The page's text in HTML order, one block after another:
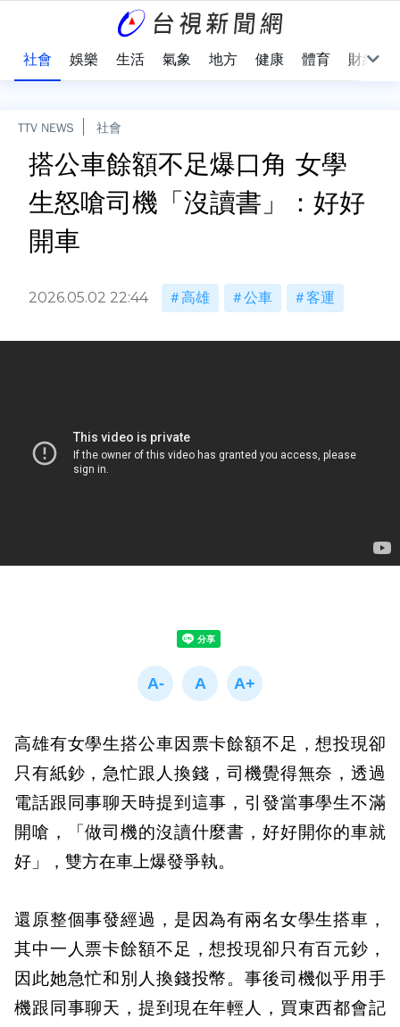
社會 娛樂 生活 氣象 地方 健康 體育 財經
TTV NEWS 社會
搭公車餘額不足爆口角 女學
生怒嗆司機「沒讀書」：好好
開車
2026.05.02 22:44 高雄 公車 客運
高雄有女學生搭公車因票卡餘額不足，想投現卻
只有紙鈔，急忙跟人換錢，司機覺得無奈，透過
電話跟同事聊天時提到這事，引發當事學生不滿
開嗆，「做司機的沒讀什麼書，好好開你的車就
好」，雙方在車上爆發爭執。
還原整個事發經過，是因為有兩名女學生搭車，
其中一人票卡餘額不足，想投現卻只有百元鈔，
因此她急忙和別人換錢投幣。事後司機似乎用手
機跟同事聊天，提到現在年輕人，買東西都會記